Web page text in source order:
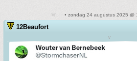
• zondag 24 augustus 2025 @
12Beaufort
v